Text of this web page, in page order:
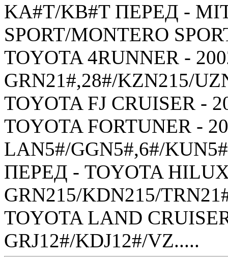
KA#T/KB#T ПЕРЕД -
SPORT/MONTERO
TOYOTA 4RUNNER -
GRN21#,28#/KZN215/
TOYOTA FJ CRUISER -
TOYOTA FORTUNER -
LAN5#/GGN5#,6#/
ПЕРЕД - TOYOTA
GRN215/KDN215/
TOYOTA LAND
GRJ12#/KDJ12#/VZ.....